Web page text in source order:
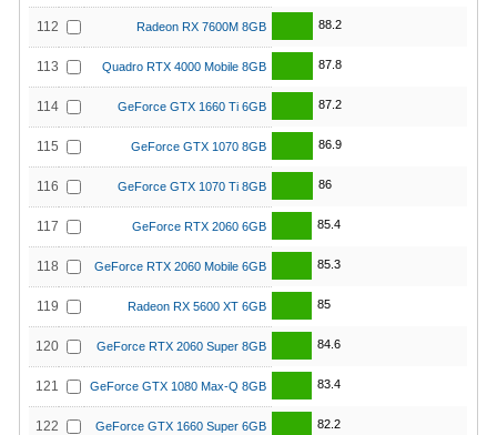
112 Radeon RX 7600M 8GB 88.2
113 Quadro RTX 4000 Mobile 8GB 87.8
114 GeForce GTX 1660 Ti 6GB 87.2
115 GeForce GTX 1070 8GB 86.9
116 GeForce GTX 1070 Ti 8GB 86
117 GeForce RTX 2060 6GB 85.4
118 GeForce RTX 2060 Mobile 6GB 85.3
119 Radeon RX 5600 XT 6GB 85
120 GeForce RTX 2060 Super 8GB 84.6
121 GeForce GTX 1080 Max-Q 8GB 83.4
122 GeForce GTX 1660 Super 6GB 82.2